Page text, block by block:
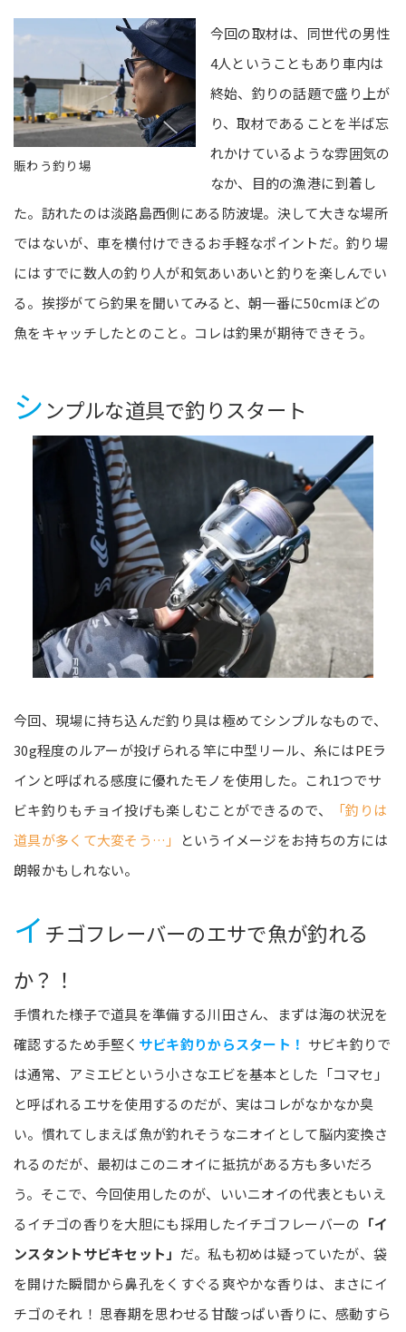
賑わう釣り場
今回の取材は、同世代の男性
4人ということもあり車内は
終始、釣りの話題で盛り上が
り、取材であることを半ば忘
れかけているような雰囲気の
なか、目的の漁港に到着し
た。訪れたのは淡路島西側にある防波堤。決して大きな場所
ではないが、車を横付けできるお手軽なポイントだ。釣り場
にはすでに数人の釣り人が和気あいあいと釣りを楽しんでい
る。挨拶がてら釣果を聞いてみると、朝一番に50cmほどの
魚をキャッチしたとのこと。コレは釣果が期待できそう。
シンプルな道具で釣りスタート
今回、現場に持ち込んだ釣り具は極めてシンプルなもので、
30g程度のルアーが投げられる竿に中型リール、糸にはPEラ
インと呼ばれる感度に優れたモノを使用した。これ1つでサ
ビキ釣りもチョイ投げも楽しむことができるので、
「釣りは
道具が多くて大変そう…」
というイメージをお持ちの方には
朗報かもしれない。
イ チゴフレーバーのエサで魚が釣れる
か？！
手慣れた様子で道具を準備する川田さん、まずは海の状況を
確認するため手堅く サビキ釣りからスタート！ サビキ釣りで
は通常、アミエビという小さなエビを基本とした「コマセ」
と呼ばれるエサを使用するのだが、実はコレがなかなか臭
い。慣れてしまえば魚が釣れそうなニオイとして脳内変換さ
れるのだが、最初はこのニオイに抵抗がある方も多いだろ
う。そこで、今回使用したのが、いいニオイの代表ともいえ
るイチゴの香りを大胆にも採用したイチゴフレーバーの 「イ
ンスタントサビキセット」 だ。私も初めは疑っていたが、袋
を開けた瞬間から鼻孔をくすぐる爽やかな香りは、まさにイ
チゴのそれ！ 思春期を思わせる甘酸っぱい香りに、感動すら